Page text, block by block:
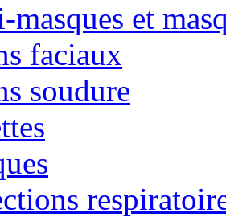
masques et
faciaux
soudure